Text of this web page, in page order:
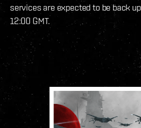
services are expected to be back
12:00 GMT.